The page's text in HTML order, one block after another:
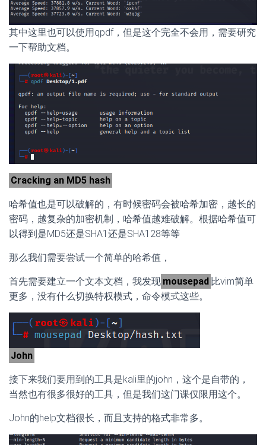
其中这里也可以使用qpdf，但是这个完全不会用，需要研究
一下帮助文档。
Cracking an MD5 hash
哈希值也是可以破解的，有时候密码会被哈希加密，越长的
密码，越复杂的加密机制，哈希值越难破解。根据哈希值可
以得到是MD5还是SHA1还是SHA128等等
那么我们需要尝试一个简单的哈希值，
首先需要建立一个文本文档，我发现 mousepad 比vim简单
更多，没有什么切换特权模式，命令模式这些。
John
接下来我们要用到的工具是kali里的john，这个是自带的，
当然也有很多很好的工具，但是我们这门课仅限用这个。
John的help文档很长，而且支持的格式非常多。